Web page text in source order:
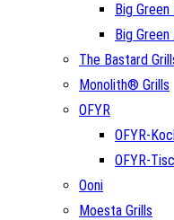
Big
Big
The Bastard
Monolith® Grills
OFYR
OFYR-
OFYR-
Ooni
Moesta Grills